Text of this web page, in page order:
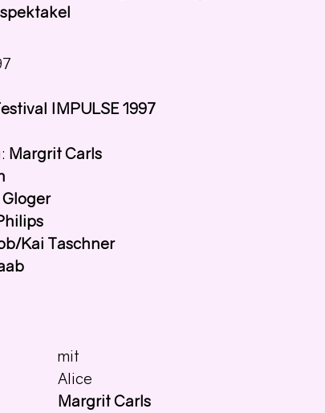
IMPULSE 1997
Margrit Carls
Kai Taschner
mit
Alice
Margrit Carls